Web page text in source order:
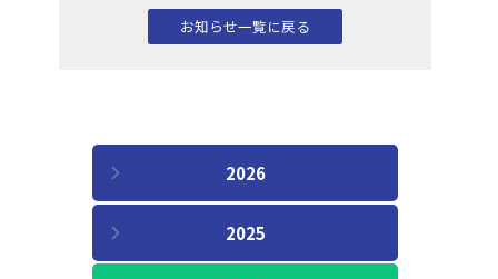
お知らせ一覧に戻る
2026
2025